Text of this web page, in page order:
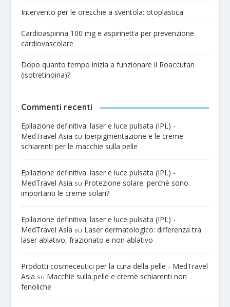
Intervento per le orecchie a sventola: otoplastica
Cardioaspirina 100 mg e aspirinetta per prevenzione
cardiovascolare
Dopo quanto tempo inizia a funzionare il Roaccutan
(isotretinoina)?
Commenti recenti
Epilazione definitiva: laser e luce pulsata (IPL) -
MedTravel Asia su Iperpigmentazione e le creme
schiarenti per le macchie sulla pelle
Epilazione definitiva: laser e luce pulsata (IPL) -
MedTravel Asia su Protezione solare: perchè sono
importanti le creme solari?
Epilazione definitiva: laser e luce pulsata (IPL) -
MedTravel Asia su Laser dermatologico: differenza tra
laser ablativo, frazionato e non ablativo
Prodotti cosmeceutici per la cura della pelle - MedTravel
Asia su Macchie sulla pelle e creme schiarenti non
fenoliche